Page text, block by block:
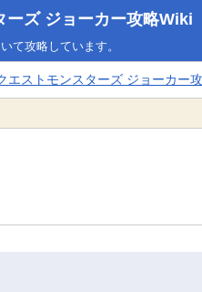
ーズ ジョーカー攻略Wiki
て攻略しています。
エストモンスターズ ジョーカー